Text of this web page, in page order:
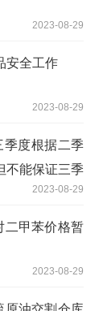
2023-08-29
安全工作
2023-08-29
季度根据二季
不能保证三季
2023-08-29
二甲苯价格暂
2023-08-29